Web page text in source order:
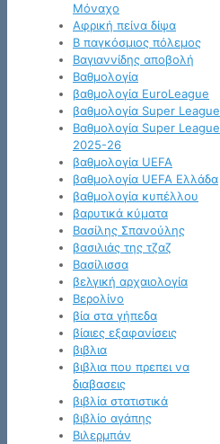
Μόναχο
Αφρική πείνα δίψα
Β παγκόσμιος πόλεμος
Βαγιαννίδης αποβολή
Βαθμολογία
βαθμολογία EuroLeague
βαθμολογία Super League
Βαθμολογία Super League
2025-26
βαθμολογία UEFA
βαθμολογία UEFA Ελλάδα
βαθμολογία κυπέλλου
βαρυτικά κύματα
Βασίλης Σπανούλης
βασιλιάς της τζαζ
Βασίλισσα
βελγική αρχαιολογία
Βερολίνο
βία στα γήπεδα
βίαιες εξαφανίσεις
βιβλια
βιβλια που πρεπει να
διαβασεις
βιβλία στατιστικά
βιβλίο αγάπης
Βιλερμπάν